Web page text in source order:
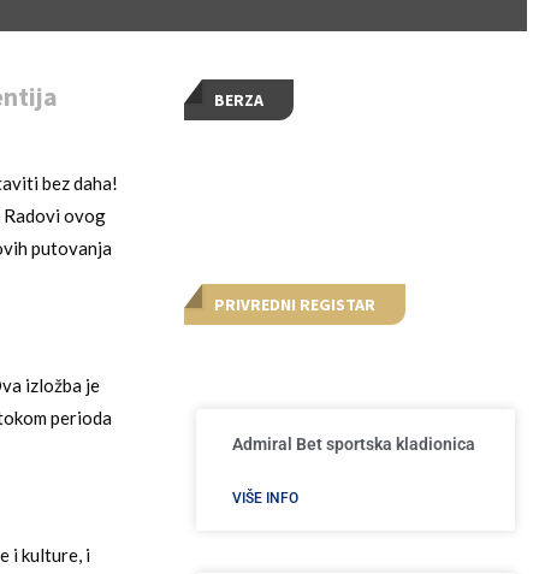
bez daha!
Radovi ovog
putovanja
izložba je
perioda
i kulture, i
BERZA
PRIVREDNI REGISTAR
Admiral Bet sportska kladionica
VIŠE INFO